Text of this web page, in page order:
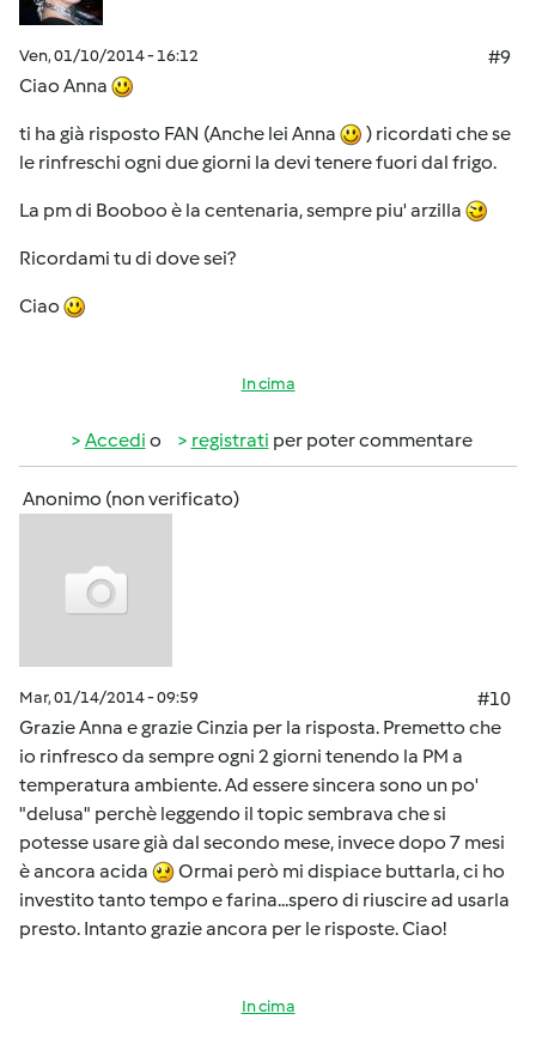
Ven, 01/10/2014 - 16:12
#9
Ciao Anna
ti ha già risposto FAN (Anche lei Anna
) ricordati che se
le rinfreschi ogni due giorni la devi tenere fuori dal frigo.
La pm di Booboo è la centenaria, sempre piu' arzilla
Ricordami tu di dove sei?
Ciao
In cima
Accedi o registrati per poter commentare
Anonimo (non verificato)
Mar, 01/14/2014 - 09:59
#10
Grazie Anna e grazie Cinzia per la risposta. Premetto che
io rinfresco da sempre ogni 2 giorni tenendo la PM a
temperatura ambiente. Ad essere sincera sono un po'
"delusa" perchè leggendo il topic sembrava che si
potesse usare già dal secondo mese, invece dopo 7 mesi
è ancora acida
Ormai però mi dispiace buttarla, ci ho
investito tanto tempo e farina...spero di riuscire ad usarla
presto. Intanto grazie ancora per le risposte. Ciao!
In cima